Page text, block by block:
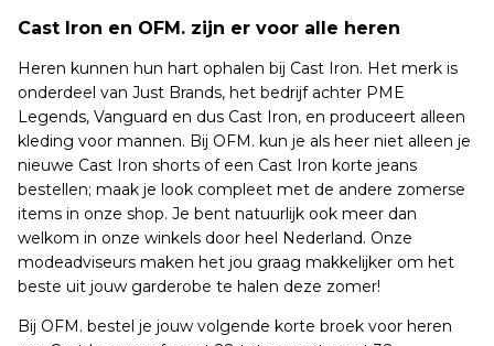
Cast Iron en OFM. zijn er voor alle heren
Heren kunnen hun hart ophalen bij Cast Iron. Het merk is
onderdeel van Just Brands, het bedrijf achter PME
Legends, Vanguard en dus Cast Iron, en produceert alleen
kleding voor mannen. Bij OFM. kun je als heer niet alleen je
nieuwe Cast Iron shorts of een Cast Iron korte jeans
bestellen; maak je look compleet met de andere zomerse
items in onze shop. Je bent natuurlijk ook meer dan
welkom in onze winkels door heel Nederland. Onze
modeadviseurs maken het jou graag makkelijker om het
beste uit jouw garderobe te halen deze zomer!
Bij OFM. bestel je jouw volgende korte broek voor heren